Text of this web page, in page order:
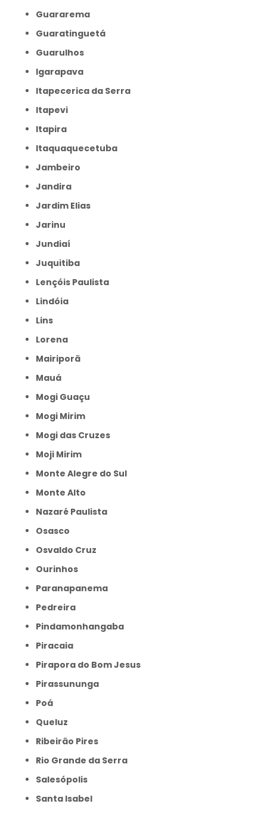
Guararema
Guaratinguetá
Guarulhos
Igarapava
Itapecerica da Serra
Itapevi
Itapira
Itaquaquecetuba
Jambeiro
Jandira
Jardim Elias
Jarinu
Jundiaí
Juquitiba
Lençóis Paulista
Lindóia
Lins
Lorena
Mairiporã
Mauá
Mogi Guaçu
Mogi Mirim
Mogi das Cruzes
Moji Mirim
Monte Alegre do Sul
Monte Alto
Nazaré Paulista
Osasco
Osvaldo Cruz
Ourinhos
Paranapanema
Pedreira
Pindamonhangaba
Piracaia
Pirapora do Bom Jesus
Pirassununga
Poá
Queluz
Ribeirão Pires
Rio Grande da Serra
Salesópolis
Santa Isabel